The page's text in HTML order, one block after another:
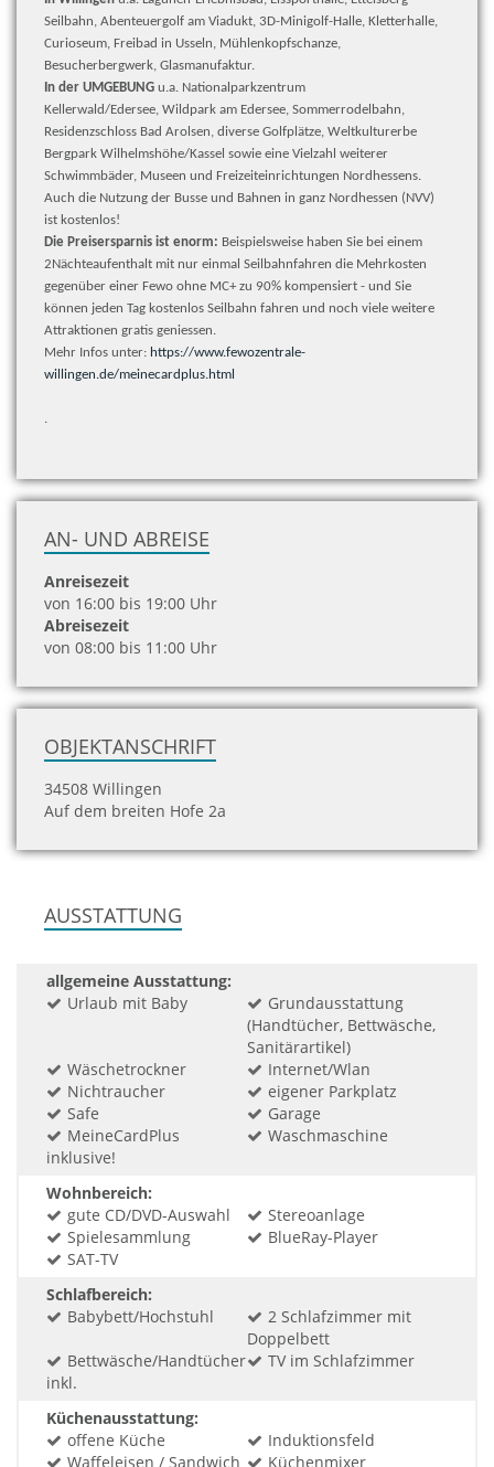
Seilbahn, Abenteuergolf am Viadukt, 3D-Minigolf-Halle, Kletterhalle,
Curioseum, Freibad in Usseln, Mühlenkopfschanze,
Besucherbergwerk, Glasmanufaktur.
In der UMGEBUNG u.a. Nationalparkzentrum
Kellerwald/Edersee, Wildpark am Edersee, Sommerrodelbahn,
Residenzschloss Bad Arolsen, diverse Golfplätze, Weltkulturerbe
Bergpark Wilhelmshöhe/Kassel sowie eine Vielzahl weiterer
Schwimmbäder, Museen und Freizeiteinrichtungen Nordhessens.
Auch die Nutzung der Busse und Bahnen in ganz Nordhessen (NVV)
ist kostenlos!
Die Preisersparnis ist enorm: Beispielsweise haben Sie bei einem
2Nächteaufenthalt mit nur einmal Seilbahnfahren die Mehrkosten
gegenüber einer Fewo ohne MC+ zu 90% kompensiert - und Sie
können jeden Tag kostenlos Seilbahn fahren und noch viele weitere
Attraktionen gratis geniessen.
Mehr Infos unter: https://www.fewozentrale-
willingen.de/meinecardplus.html
.
AN- UND ABREISE
Anreisezeit
von 16:00 bis 19:00 Uhr
Abreisezeit
von 08:00 bis 11:00 Uhr
OBJEKTANSCHRIFT
34508 Willingen
Auf dem breiten Hofe 2a
AUSSTATTUNG
allgemeine Ausstattung:
Urlaub mit Baby
Grundausstattung
(Handtücher, Bettwäsche,
Sanitärartikel)
Wäschetrockner
Internet/Wlan
Nichtraucher
eigener Parkplatz
Safe
Garage
MeineCardPlus
inklusive!
Waschmaschine
Wohnbereich:
gute CD/DVD-Auswahl
Stereoanlage
Spielesammlung
BlueRay-Player
SAT-TV
Schlafbereich:
Babybett/Hochstuhl
2 Schlafzimmer mit
Doppelbett
Bettwäsche/Handtücher
inkl.
TV im Schlafzimmer
Küchenausstattung:
offene Küche
Induktionsfeld
Waffeleisen / Sandwich
Küchenmixer